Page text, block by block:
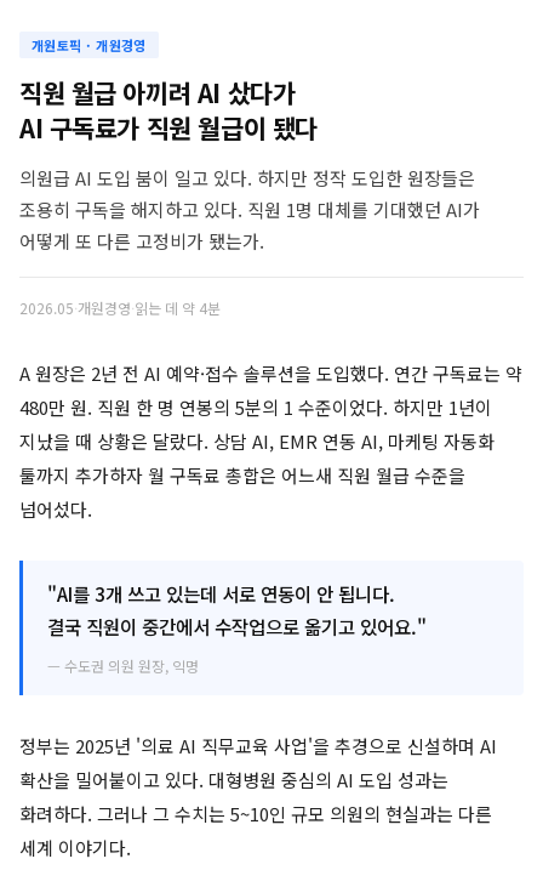
개원토픽 · 개원경영
직원 월급 아끼려 AI 샀다가
AI 구독료가 직원 월급이 됐다
의원급 AI 도입 붐이 일고 있다. 하지만 정작 도입한 원장들은
조용히 구독을 해지하고 있다. 직원 1명 대체를 기대했던 AI가
어떻게 또 다른 고정비가 됐는가.
2026.05·개원경영·읽는 데 약 4분
A 원장은 2년 전 AI 예약·접수 솔루션을 도입했다. 연간 구독료는 약
480만 원. 직원 한 명 연봉의 5분의 1 수준이었다. 하지만 1년이
지났을 때 상황은 달랐다. 상담 AI, EMR 연동 AI, 마케팅 자동화
툴까지 추가하자 월 구독료 총합은 어느새 직원 월급 수준을
넘어섰다.
"AI를 3개 쓰고 있는데 서로 연동이 안 됩니다.
결국 직원이 중간에서 수작업으로 옮기고 있어요."
— 수도권 의원 원장, 익명
정부는 2025년 '의료 AI 직무교육 사업'을 추경으로 신설하며 AI
확산을 밀어붙이고 있다. 대형병원 중심의 AI 도입 성과는
화려하다. 그러나 그 수치는 5~10인 규모 의원의 현실과는 다른
세계 이야기다.